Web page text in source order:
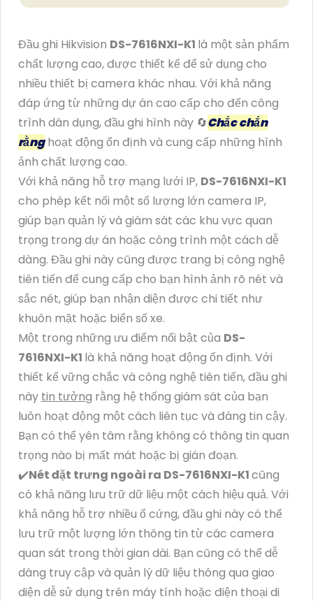
Đầu ghi Hikvision DS-7616NXI-K1 là một sản phẩm
chất lượng cao, được thiết kế để sử dụng cho
nhiều thiết bị camera khác nhau. Với khả năng
đáp ứng từ những dự án cao cấp cho đến công
trình dân dụng, đầu ghi hình này 🔄Chắc chắn
rằnghoạt động ổn định và cung cấp những hình
ảnh chất lượng cao.
Với khả năng hỗ trợ mạng lưới IP, DS-7616NXI-K1
cho phép kết nối một số lượng lớn camera IP,
giúp bạn quản lý và giám sát các khu vực quan
trọng trong dự án hoặc công trình một cách dễ
dàng. Đầu ghi này cũng được trang bị công nghệ
tiên tiến để cung cấp cho bạn hình ảnh rõ nét và
sắc nét, giúp bạn nhận diện được chi tiết như
khuôn mặt hoặc biển số xe.
Một trong những ưu điểm nổi bật của DS-
7616NXI-K1 là khả năng hoạt động ổn định. Với
thiết kế vững chắc và công nghệ tiên tiến, đầu ghi
này tin tưởng rằng hệ thống giám sát của bạn
luôn hoạt động một cách liên tục và đáng tin cậy.
Bạn có thể yên tâm rằng không có thông tin quan
trọng nào bị mất mát hoặc bị gián đoạn.
✔️Nét đặt trưng ngoài ra DS-7616NXI-K1cũng
có khả năng lưu trữ dữ liệu một cách hiệu quả. Với
khả năng hỗ trợ nhiều ổ cứng, đầu ghi này có thể
lưu trữ một lượng lớn thông tin từ các camera
quan sát trong thời gian dài. Bạn cũng có thể dễ
dàng truy cập và quản lý dữ liệu thông qua giao
diện dễ sử dụng trên máy tính hoặc điện thoại di